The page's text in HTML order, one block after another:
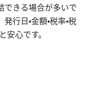
できる場合が多いで
日・金額・税率・税
安心です。